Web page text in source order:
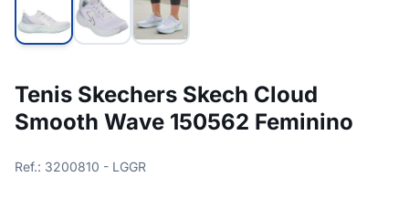
Tenis Skechers Skech Cloud
Smooth Wave 150562 Feminino
Ref.: 3200810 - LGGR